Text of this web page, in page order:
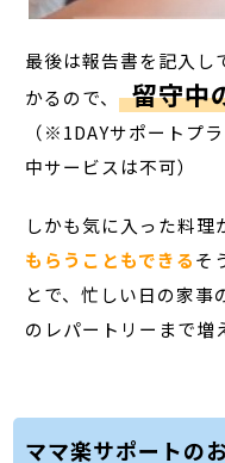
最後は報告書を記入し
かるので、 留守中
（※1DAYサポートプ
中サービスは不可）
しかも気に入った料理
もらうこともできるそ
とで、忙しい日の家
のレパートリーまで増
ママ楽サポートの